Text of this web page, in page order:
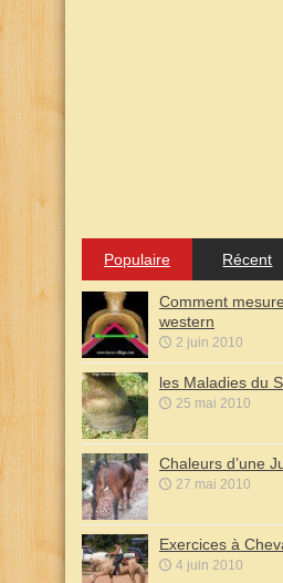
Populaire Récent
Comment
western
2 juin 2010
les Maladies du
25 mai 2010
Chaleurs d’une
27 mai 2010
Exercices à
4 juin 2010